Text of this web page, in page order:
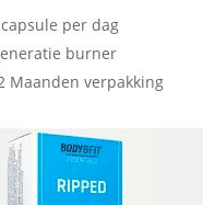
per dag
burner
Maanden verpakking